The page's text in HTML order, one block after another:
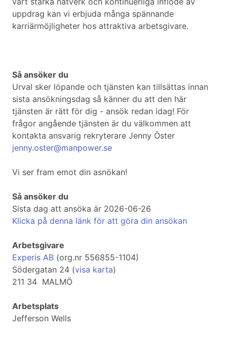
uppdrag kan vi erbjuda många spännande
karriärmöjligheter hos attraktiva arbetsgivare.
Så ansöker du
Urval sker löpande och tjänsten kan tillsättas innan
sista ansökningsdag så känner du att den här
tjänsten är rätt för dig - ansök redan idag! För
frågor angående tjänsten är du välkommen att
kontakta ansvarig rekryterare Jenny Öster
jenny.oster@manpower.se
Vi ser fram emot din asnökan!
Så ansöker du
Sista dag att ansöka är 2026-06-26
Klicka på denna länk för att göra din ansökan
Arbetsgivare
Experis AB (org.nr 556855-1104)
Södergatan 24 (visa karta)
211 34 MALMÖ
Arbetsplats
Jefferson Wells